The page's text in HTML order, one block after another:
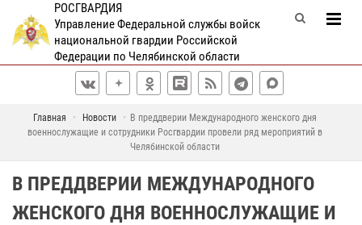
РОСГВАРДИЯ
Управление Федеральной службы войск
национальной гвардии Российской
Федерации по Челябинской области
Главная Новости
В преддверии Международного женского дня
военнослужащие и сотрудники Росгвардии провели ряд мероприятий в
Челябинской области
В ПРЕДДВЕРИИ МЕЖДУНАРОДНОГО
ЖЕНСКОГО ДНЯ ВОЕННОСЛУЖАЩИЕ И